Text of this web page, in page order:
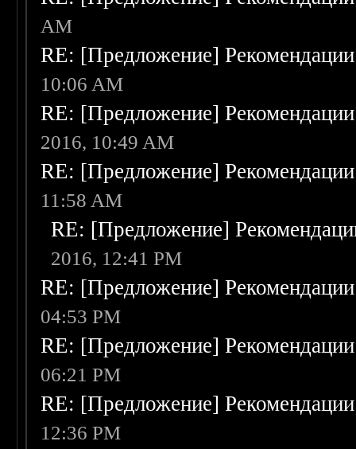
AM
RE: [Предложение]
10:06 AM
RE: [Предложение]
2016, 10:49 AM
RE: [Предложение]
11:58 AM
RE: [Предложение]
2016, 12:41 PM
RE: [Предложение]
04:53 PM
RE: [Предложение]
06:21 PM
RE: [Предложение]
12:36 PM